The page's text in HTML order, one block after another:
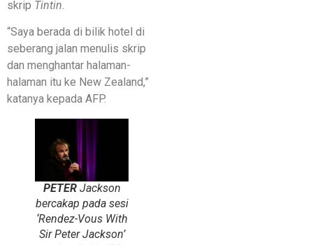
skrip Tintin.
“Saya berada di bilik hotel di
seberang jalan menulis skrip
dan menghantar halaman-
halaman itu ke New Zealand,”
katanya kepada AFP.
PETER Jackson
bercakap pada sesi
‘Rendez-Vous With
Sir Peter Jackson’